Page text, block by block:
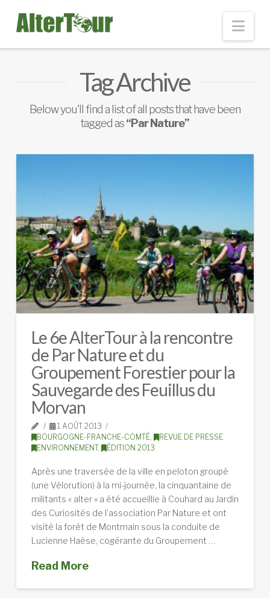
Tag Archive
Below you'll find a list of all posts that have been
tagged as“Par Nature”
Le 6e AlterTour à la rencontre
de Par Nature et du
Groupement Forestier pour la
Sauvegarde des Feuillus du
Morvan
1 AOÛT 2013
BOURGOGNE-FRANCHE-COMTÉ, REVUE DE PRESSE,
ENVIRONNEMENT, ÉDITION 2013
Après une traversée de la ville en peloton groupé
(une Vélorution) à la mi-journée, la cinquantaine de
militants « alter » a été accueillie à Couhard au Jardin
des Curiosités de l’association Par Nature et ont
visité la forêt de Montmain sous la conduite de
Lucienne Haèse, cogérante du Groupement …
Read More